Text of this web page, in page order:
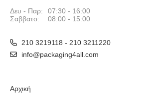
Δευ - Παρ:
Σαββατο:
07:30 - 16:00
08:00 - 15:00
210 3219118 - 210 3211220
info@packaging4all.com
Αρχική